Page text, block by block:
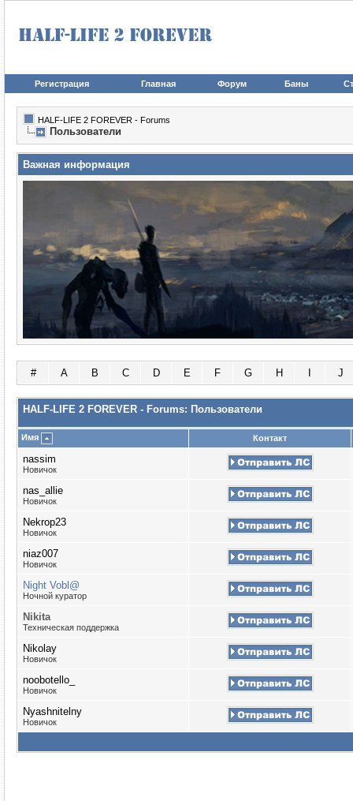
Регистрация Главная Форум Баны
HALF-LIFE 2 FOREVER - Forums
Пользователи
Важная информация
# A B C D E F G H J
HALF-LIFE 2 FOREVER - Forums: Пользователи
Имя Контакт
nassim
Новичок
nas_allie
Новичок
Nekrop23
Новичок
niaz007
Новичок
Night Vobl@
Ночной куратор
Nikita
Техническая поддержка
Nikolay
Новичок
noobotello_
Новичок
Nyashnitelny
Новичок